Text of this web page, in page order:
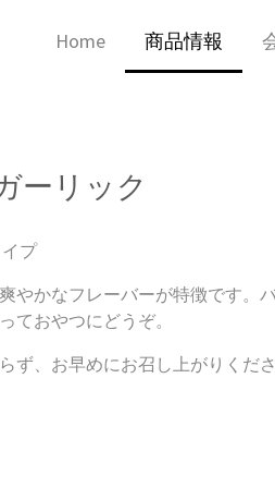
Home 商品情報
ーリック
プ
やかなフレーバーが特徴です。
ておやつにどうぞ。
、お早めにお召し上がりくださ